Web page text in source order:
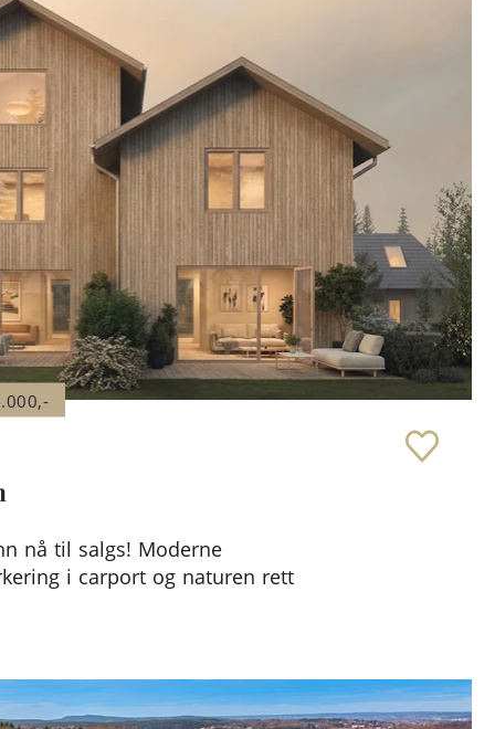
nå til salgs! Moderne
i carport og naturen rett